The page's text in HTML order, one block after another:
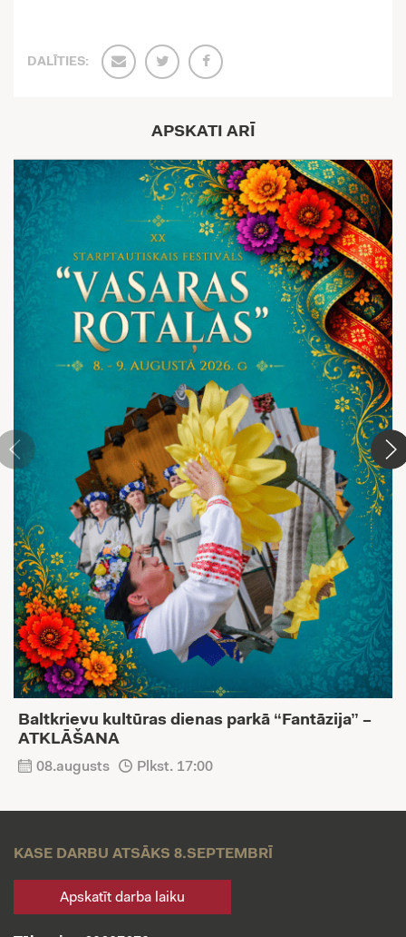
DALĪTIES:
APSKATI ARĪ
Baltkrievu kultūras dienas parkā “Fantāzija” –
ATKLĀŠANA
08.augusts Plkst. 17:00
KASE DARBU ATSĀKS 8.SEPTEMBRĪ
Apskatīt darba laiku